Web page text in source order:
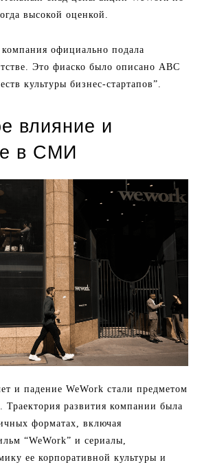
высокой оценкой.
официально подала
Это фиаско было описано ABC
культуры бизнес-стартапов”.
влияние и
в СМИ
и падение WeWork стали предметом
Траектория развития компании была
форматах, включая
“WeWork” и сериалы,
ее корпоративной культуры и